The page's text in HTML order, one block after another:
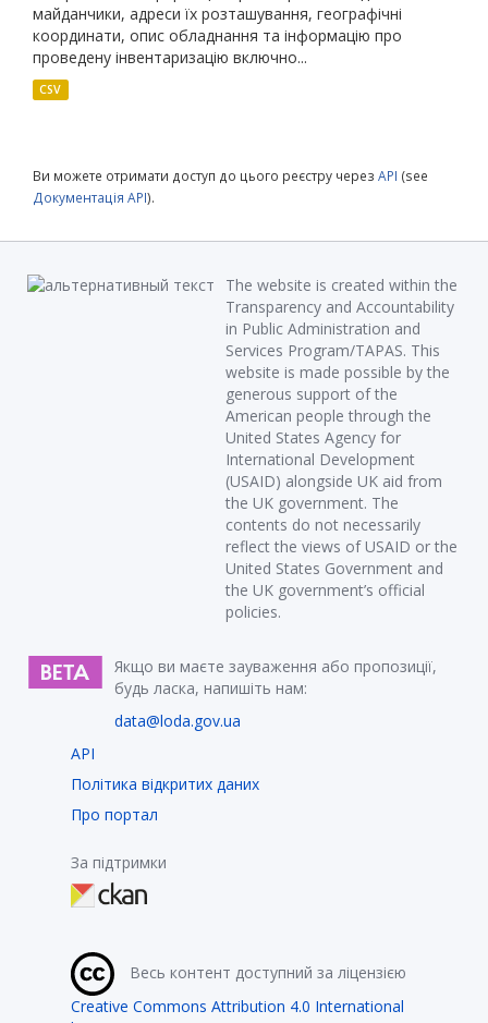
майданчики, адреси їх розташування, географічні
координати, опис обладнання та інформацію про
проведену інвентаризацію включно...
CSV
Ви можете отримати доступ до цього реєстру через API (see
Документація API).
The website is created within the
Transparency and Accountability
in Public Administration and
Services Program/TAPAS. This
website is made possible by the
generous support of the
American people through the
United States Agency for
International Development
(USAID) alongside UK aid from
the UK government. The
contents do not necessarily
reflect the views of USAID or the
United States Government and
the UK government’s official
policies.
Якщо ви маєте зауваження або пропозиції,
будь ласка, напишіть нам:
data@loda.gov.ua
API
Політика відкритих даних
Про портал
За підтримки
Весь контент доступний за ліцензією
Creative Commons Attribution 4.0 International